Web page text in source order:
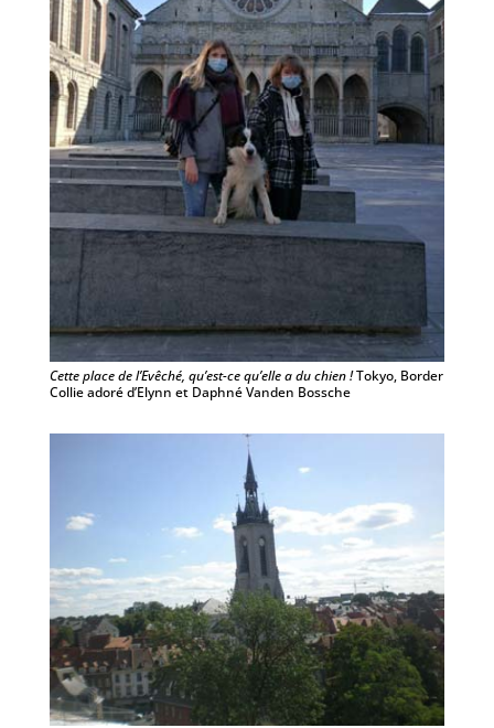
Cette place de l’Evêché, qu’est-ce qu’elle a du chien !Tokyo, Border
Collie adoré d’Elynn et Daphné Vanden Bossche